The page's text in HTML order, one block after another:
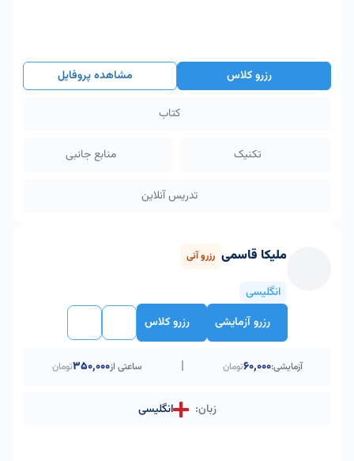
رزرو کلاس مشاهده پروفایل
کتاب
تکنیک منابع جانبی
تدریس آنلاین
ملیکا قاسمی رزرو آنی
انگلیسی
رزرو آزمایشی
رزرو کلاس
آزمایشی:60,000تومان | ساعتی از۳۵۰٬۰۰۰تومان
زبان: انگلیسی